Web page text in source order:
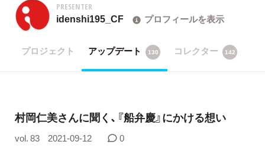
PRESENTER
idenshi195_CF プロフィールを表示
プロジェクト アップデート 130 コレクター 142
村岡仁美さんに聞く、『船弁慶』にかける想い
vol. 83 2021-09-12 0